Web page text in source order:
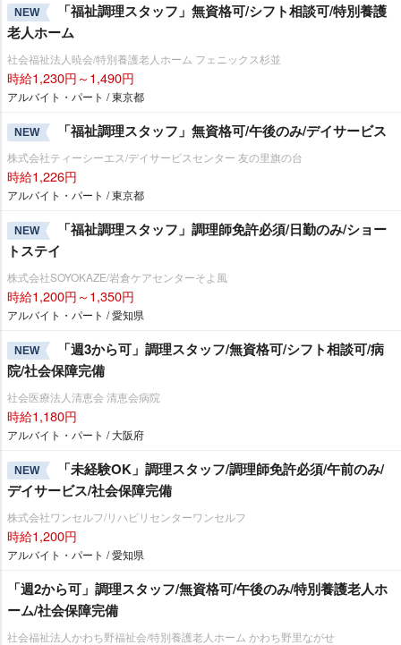
NEW
「福祉調理スタッフ」無資格可/シフト相談可/特別養護
老人ホーム
社会福祉法人暁会/特別養護老人ホーム フェニックス杉並
時給1,230円～1,490円
アルバイト・パート / 東京都
NEW 「福祉調理スタッフ」無資格可/午後のみ/デイサービス
株式会社ティーシーエス/デイサービスセンター 友の里旗の台
時給1,226円
アルバイト・パート / 東京都
NEW
「福祉調理スタッフ」調理師免許必須/日勤のみ/ショー
トステイ
株式会社SOYOKAZE/岩倉ケアセンターそよ風
時給1,200円～1,350円
アルバイト・パート / 愛知県
NEW
「週3から可」調理スタッフ/無資格可/シフト相談可/病
院/社会保障完備
社会医療法人清恵会 清恵会病院
時給1,180円
アルバイト・パート / 大阪府
NEW
「未経験OK」調理スタッフ/調理師免許必須/午前のみ/
デイサービス/社会保障完備
株式会社ワンセルフ/リハビリセンターワンセルフ
時給1,200円
アルバイト・パート / 愛知県
「週2から可」調理スタッフ/無資格可/午後のみ/特別養護老人ホ
ーム/社会保障完備
社会福祉法人かわち野福祉会/特別養護老人ホーム かわち野里ながせ